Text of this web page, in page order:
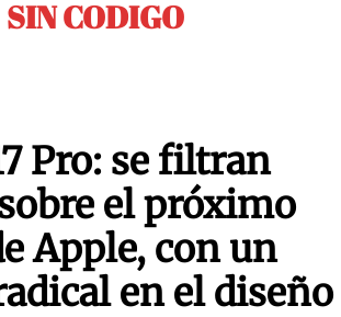
SIN CODIGO
Pro: se filtran
el próximo
Apple, con un
en el diseño